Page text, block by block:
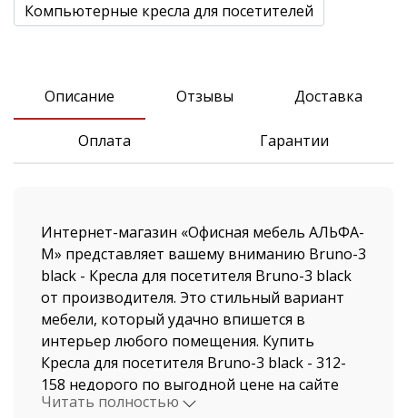
Компьютерные кресла для посетителей
Описание Отзывы Доставка
Оплата Гарантии
Интернет-магазин «Офисная мебель АЛЬФА-
М» представляет вашему вниманию Bruno-3
black - Кресла для посетителя Bruno-3 black
от производителя. Это стильный вариант
мебели, который удачно впишется в
интерьер любого помещения. Купить
Кресла для посетителя Bruno-3 black - 312-
158 недорого по выгодной цене на сайте
нашего магазина, можно не выходя из дома.
Читать полностью